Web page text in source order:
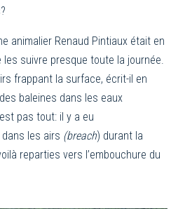
animalier Renaud Pintiaux était en
suivre presque toute la journée.
frappant la surface, écrit-il en
baleines dans les eaux
pas tout: il y a eu
les airs (breach) durant la
reparties vers l’embouchure du